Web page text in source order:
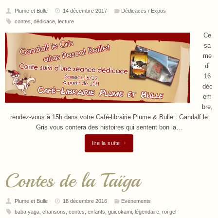
Plume et Bulle 14 décembre 2017
Dédicaces / Expos
contes dédicace, lecture
Ce
sa
me
di
16
déc
em
bre,
rendez-vous à 15h dans votre Café-librairie Plume & Bulle : Gandalf le
Gris vous contera des histoires qui sentent bon la…
lire la suite
Contes de la Taïga
Plume et Bulle 18 décembre 2016
Evénements
baba yaga, chansons contes enfants guicokami, légendaire, roi gel